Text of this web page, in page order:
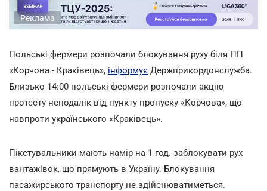
Реклама
Польські фермери розпочали блокування руху біля ПП
«Корчова - Краківець», інформує Держприкордонслужба.
Близько 14:00 польські фермери розпочали акцію
протесту неподалік від пункту пропуску «Корчова», що
навпроти українського «Краківець».
Пікетувальники мають намір на 1 год. заблокувати рух
вантажівок, що прямують в Україну. Блокування
пасажирського транспорту не здійснюватиметься.